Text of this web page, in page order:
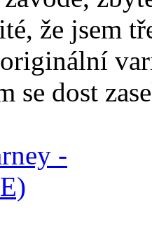
že jsem
se dost